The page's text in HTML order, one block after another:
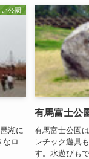
公園
湖に
なロ
有馬富士公
有馬富士公園
レチック遊具
す。水遊びも